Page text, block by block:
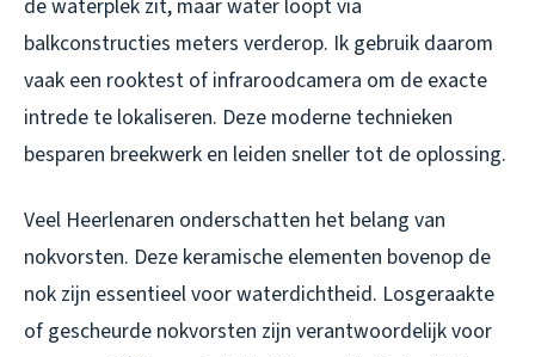
de waterplek zit, maar water loopt via
balkconstructies meters verderop. Ik gebruik daarom
vaak een rooktest of infraroodcamera om de exacte
intrede te lokaliseren. Deze moderne technieken
besparen breekwerk en leiden sneller tot de oplossing.
Veel Heerlenaren onderschatten het belang van
nokvorsten. Deze keramische elementen bovenop de
nok zijn essentieel voor waterdichtheid. Losgeraakte
of gescheurde nokvorsten zijn verantwoordelijk voor